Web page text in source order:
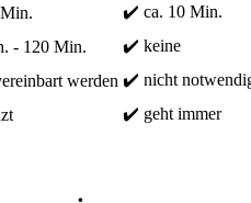
✔️ ca. 10 Min.
- 120 Min.
✔️ keine
werden ✔️ nicht
✔️ geht immer